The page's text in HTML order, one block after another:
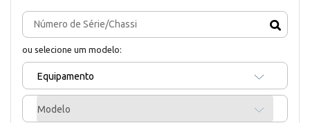
ou selecione um modelo:
Equipamento
Modelo